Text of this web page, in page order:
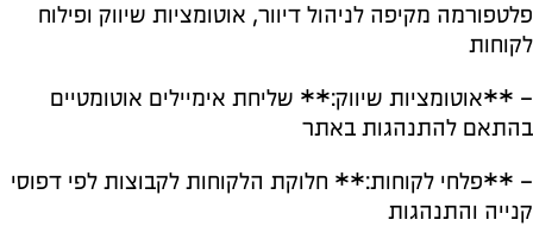
פלטפורמה מקיפה לניהול דיוור, אוטומציות שיווק ופילוח
לקוחות
– **אוטומציות שיווק:** שליחת אימיילים אוטומטיים
בהתאם להתנהגות באתר
– **פלחי לקוחות:** חלוקת הלקוחות לקבוצות לפי דפוסי
קנייה והתנהגות